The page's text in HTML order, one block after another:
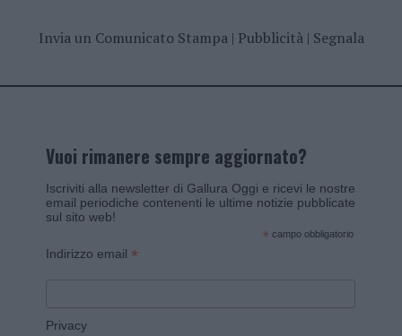
Invia un Comunicato Stampa| Pubblicità| Segnala
Vuoi rimanere sempre aggiornato?
Iscriviti alla newsletter di Gallura Oggi e ricevi le nostre
email periodiche contenenti le ultime notizie pubblicate
sul sito web!
* campo obbligatorio
Indirizzo email *
Privacy